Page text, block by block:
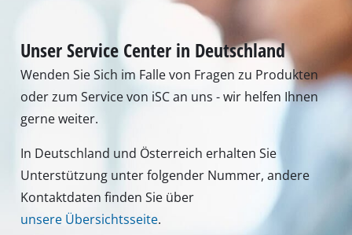
Unser Service Center in Deutschland
Wenden Sie Sich im Falle von Fragen zu Produkten
oder zum Service von iSC an uns - wir helfen Ihnen
gerne weiter.
In Deutschland und Österreich erhalten Sie
Unterstützung unter folgender Nummer, andere
Kontaktdaten finden Sie über
unsere Übersichtsseite.